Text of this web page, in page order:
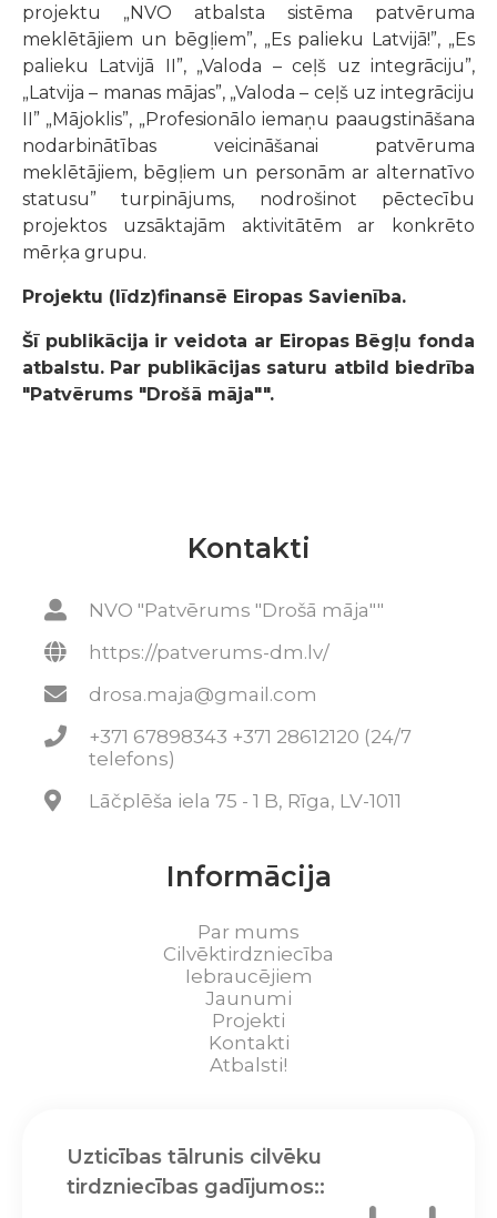
projektu „NVO atbalsta sistēma patvēruma
meklētājiem un bēgļiem”, „Es palieku Latvijā!”, „Es
palieku Latvijā II”, „Valoda – ceļš uz integrāciju”,
„Latvija – manas mājas”, „Valoda – ceļš uz integrāciju
II” „Mājoklis”, „Profesionālo iemaņu paaugstināšana
nodarbinātības veicināšanai patvēruma
meklētājiem, bēgļiem un personām ar alternatīvo
statusu” turpinājums, nodrošinot pēctecību
projektos uzsāktajām aktivitātēm ar konkrēto
mērķa grupu.
Projektu (līdz)finansē Eiropas Savienība.
Šī publikācija ir veidota ar Eiropas Bēgļu fonda
atbalstu. Par publikācijas saturu atbild biedrība
"Patvērums "Drošā māja"".
Kontakti
NVO "Patvērums "Drošā māja""
https://patverums-dm.lv/
drosa.maja@gmail.com
+371 67898343 +371 28612120 (24/7
telefons)
Lāčplēša iela 75 - 1 B, Rīga, LV-1011
Informācija
Par mums
Cilvēktirdzniecība
Iebraucējiem
Jaunumi
Projekti
Kontakti
Atbalsti!
Uzticības tālrunis cilvēku
tirdzniecības gadījumos::